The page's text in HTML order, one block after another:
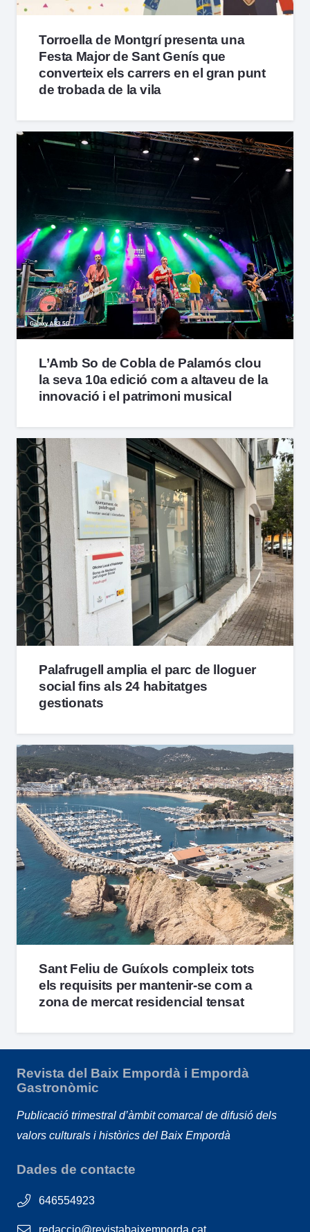
Torroella de Montgrí presenta una
Festa Major de Sant Genís que
converteix els carrers en el gran punt
de trobada de la vila
L’Amb So de Cobla de Palamós clou
la seva 10a edició com a altaveu de la
innovació i el patrimoni musical
Palafrugell amplia el parc de lloguer
social fins als 24 habitatges
gestionats
Sant Feliu de Guíxols compleix tots
els requisits per mantenir-se com a
zona de mercat residencial tensat
Revista del Baix Empordà i Empordà
Gastronòmic
Publicació trimestral d’àmbit comarcal de difusió dels
valors culturals i històrics del Baix Empordà
Dades de contacte
646554923
redaccio@revistabaixemporda.cat